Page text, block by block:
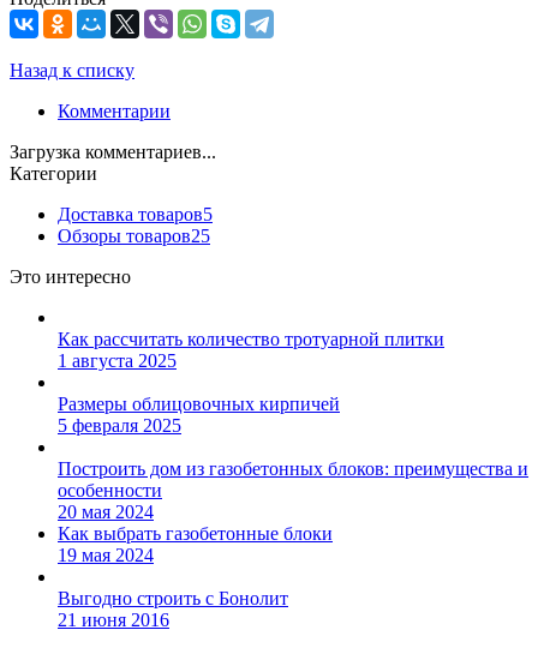
Назад к списку
Комментарии
Загрузка комментариев...
Категории
Доставка товаров5
Обзоры товаров25
Это интересно
Как рассчитать количество тротуарной плитки
1 августа 2025
Размеры облицовочных кирпичей
5 февраля 2025
Построить дом из газобетонных блоков: преимущества и
особенности
20 мая 2024
Как выбрать газобетонные блоки
19 мая 2024
Выгодно строить с Бонолит
21 июня 2016